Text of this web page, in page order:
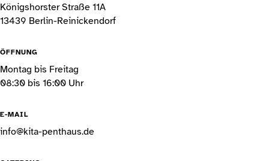
Königshorster Straße 11A
13439 Berlin-Reinickendorf
ÖFFNUNG
Montag bis Freitag
08:30 bis 16:00 Uhr
E-MAIL
info@kita-penthaus.de